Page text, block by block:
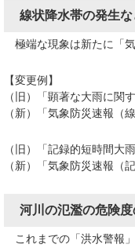
線状降水帯の発生
極端な現象は新たに「
【変更例】
（旧）「顕著な大雨に関
（新）「気象防災速報（
（旧）「記録的短時間大雨
（新）「気象防災速報（
河川の氾濫の危険
これまでの「洪水警報